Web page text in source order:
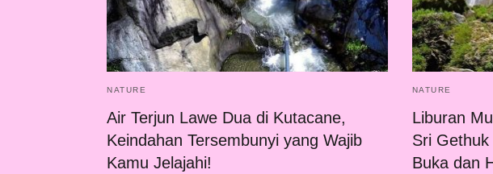
NATURE
Air Terjun Lawe Dua di Kutacane,
Keindahan Tersembunyi yang Wajib
Kamu Jelajahi!
NATURE
Liburan
Sri
Buka dan